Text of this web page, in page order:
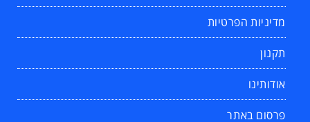
מדיניות הפרטיות
תקנון
אודותינו
פרסום באתר